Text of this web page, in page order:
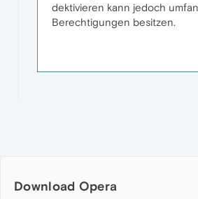
dektivieren kann jedoch
Berechtigungen besitzen.
Download Opera